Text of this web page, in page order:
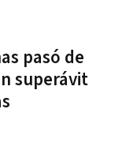
pasó de
superávit